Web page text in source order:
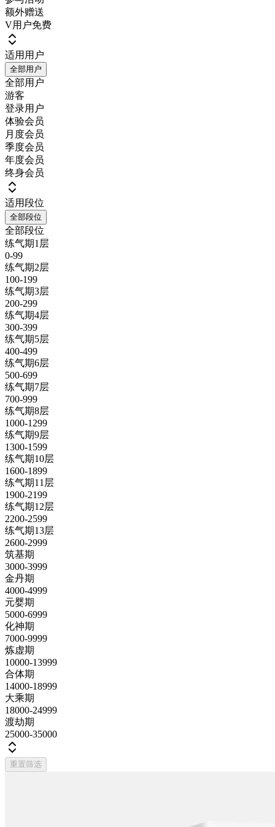
额外赠送
V用户免费
适用用户
全部用户
全部用户
游客
登录用户
体验会员
月度会员
季度会员
年度会员
终身会员
适用段位
全部段位
全部段位
练气期1层
0-99
练气期2层
100-199
练气期3层
200-299
练气期4层
300-399
练气期5层
400-499
练气期6层
500-699
练气期7层
700-999
练气期8层
1000-1299
练气期9层
1300-1599
练气期10层
1600-1899
练气期11层
1900-2199
练气期12层
2200-2599
练气期13层
2600-2999
筑基期
3000-3999
金丹期
4000-4999
元婴期
5000-6999
化神期
7000-9999
炼虚期
10000-13999
合体期
14000-18999
大乘期
18000-24999
渡劫期
25000-35000
重置筛选